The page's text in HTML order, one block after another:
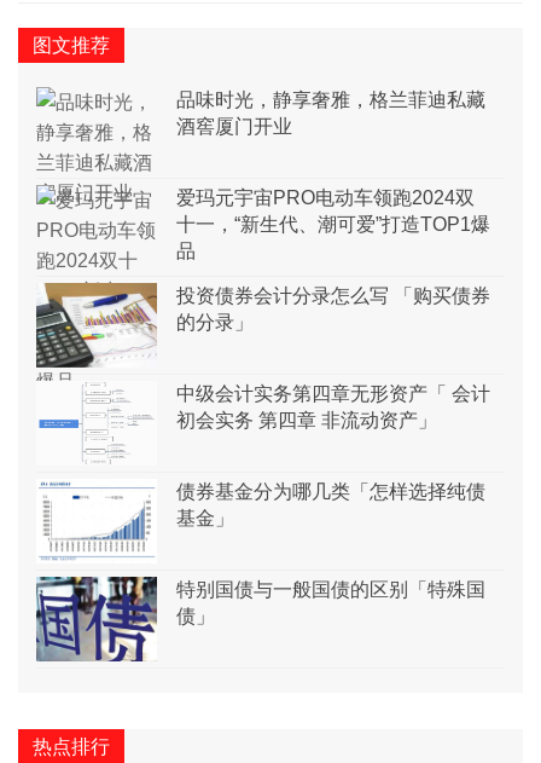
图文推荐
品味时光，静享奢雅，格兰菲迪私藏
酒窖厦门开业
爱玛元宇宙PRO电动车领跑2024双
十一，“新生代、潮可爱”打造TOP1爆
品
投资债券会计分录怎么写 「购买债券
的分录」
中级会计实务第四章无形资产「 会计
初会实务 第四章 非流动资产」
债券基金分为哪几类「怎样选择纯债
基金」
特别国债与一般国债的区别「特殊国
债」
热点排行